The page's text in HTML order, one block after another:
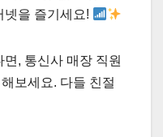
넷을 즐기세요!
, 통신사 매장 직원
보세요. 다들 친절